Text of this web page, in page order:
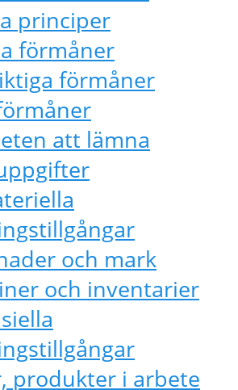
principer
förmåner
förmåner
att lämna
och mark
och inventarier
produkter i arbete